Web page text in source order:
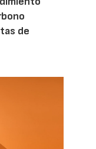
de